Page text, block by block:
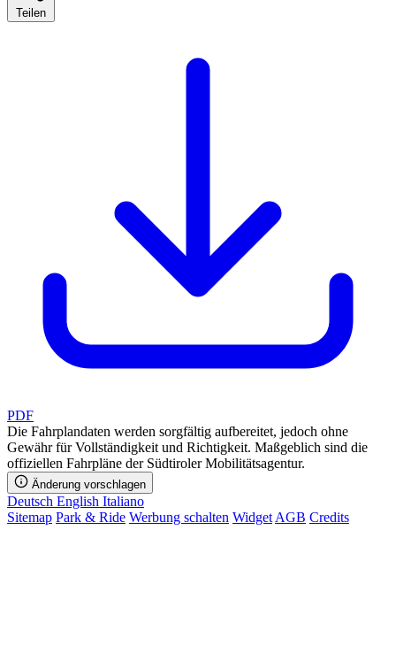
Teilen
PDF
Die Fahrplandaten werden sorgfältig aufbereitet, jedoch ohne
Gewähr für Vollständigkeit und Richtigkeit. Maßgeblich sind die
offiziellen Fahrpläne der Südtiroler Mobilitätsagentur.
Änderung vorschlagen
Deutsch English Italiano
Sitemap Park & Ride Werbung schalten Widget AGB Credits